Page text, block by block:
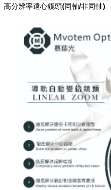
高分辨率遠心鏡頭(同軸/非同軸)